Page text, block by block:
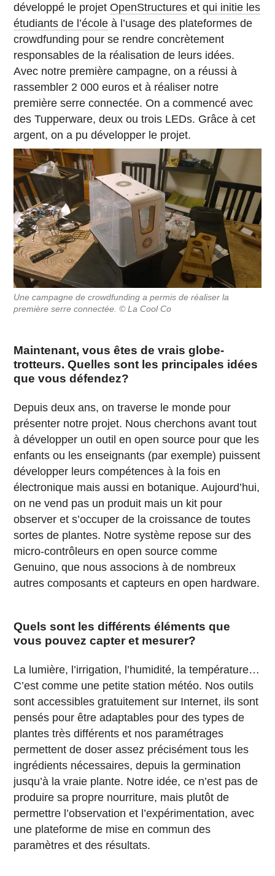
développé le projetOpenStructures etqui initie les
étudiants de l’école à l’usage des plateformes de
crowdfunding pour se rendre concrètement
responsables de la réalisation de leurs idées.
Avec notre première campagne, on a réussi à
rassembler 2 000 euros et à réaliser notre
première serre connectée. On a commencé avec
des Tupperware, deux ou trois LEDs. Grâce à cet
argent, on a pu développer le projet.
Une campagne de crowdfunding a permis de réaliser la
première serre connectée. © La Cool Co
Maintenant, vous êtes de vrais globe-
trotteurs. Quelles sont les principales idées
que vous défendez?
Depuis deux ans, on traverse le monde pour
présenter notre projet. Nous cherchons avant tout
à développer un outil en open source pour que les
enfants ou les enseignants (par exemple) puissent
développer leurs compétences à la fois en
électronique mais aussi en botanique. Aujourd’hui,
on ne vend pas un produit mais un kit pour
observer et s’occuper de la croissance de toutes
sortes de plantes. Notre système repose sur des
micro-contrôleurs en open source comme
Genuino, que nous associons à de nombreux
autres composants et capteurs en open hardware.
Quels sont les différents éléments que
vous pouvez capter et mesurer?
La lumière, l’irrigation, l’humidité, la température…
C’est comme une petite station météo. Nos outils
sont accessibles gratuitement sur Internet, ils sont
pensés pour être adaptables pour des types de
plantes très différents et nos paramétrages
permettent de doser assez précisément tous les
ingrédients nécessaires, depuis la germination
jusqu’à la vraie plante. Notre idée, ce n’est pas de
produire sa propre nourriture, mais plutôt de
permettre l’observation et l’expérimentation, avec
une plateforme de mise en commun des
paramètres et des résultats.